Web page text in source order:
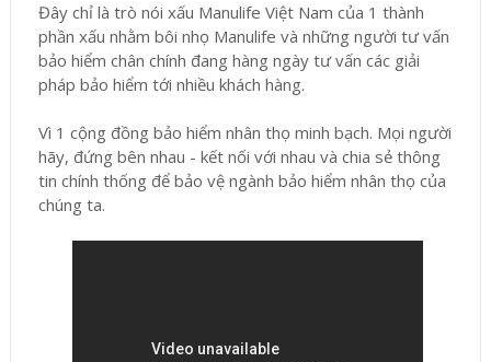
Đây chỉ là trò nói xấu Manulife Việt Nam của 1 thành
phần xấu nhằm bôi nhọ Manulife và những người tư vấn
bảo hiểm chân chính đang hàng ngày tư vấn các giải
pháp bảo hiểm tới nhiều khách hàng.
Vì 1 cộng đồng bảo hiểm nhân thọ minh bạch. Mọi người
hãy, đứng bên nhau - kết nối với nhau và chia sẻ thông
tin chính thống để bảo vệ ngành bảo hiểm nhân thọ của
chúng ta.